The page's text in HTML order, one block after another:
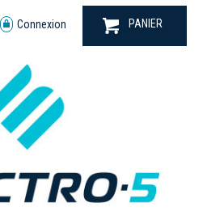
Connexion PANIER